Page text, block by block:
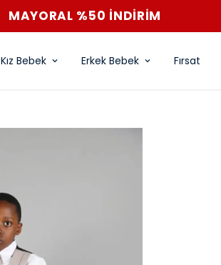
MAYORAL %50 İNDİRİM
Kız Bebek Erkek Bebek Fırsat